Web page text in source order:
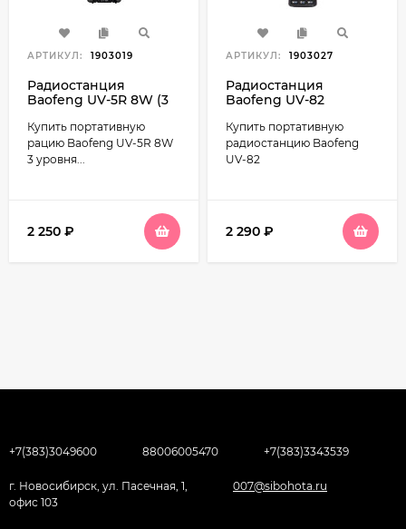
АРТИКУЛ: 1903019
Радиостанция
Baofeng UV-5R 8W (3
Купить портативную
рацию Baofeng UV-5R 8W
3 уровня...
2 250 ₽
АРТИКУЛ: 1903027
Радиостанция
Baofeng UV-82
Купить портативную
радиостанцию Baofeng
UV-82
2 290 ₽
+7(383)3049600 88006005470 +7(383)3343539
г. Новосибирск, ул. Пасечная, 1,
офис 103
007@sibohota.ru